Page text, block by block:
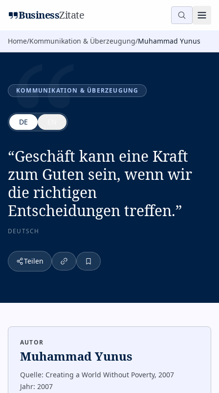
BusinessZitate
Home/Kommunikation & Überzeugung/Muhammad Yunus
“
KOMMUNIKATION & ÜBERZEUGUNG
DE
“Geschäft kann eine Kraft
zum Guten sein, wenn wir
die richtigen
Entscheidungen treffen.”
DEUTSCH
Teilen
AUTOR
Muhammad Yunus
Quelle: Creating a World Without Poverty, 2007
Jahr: 2007